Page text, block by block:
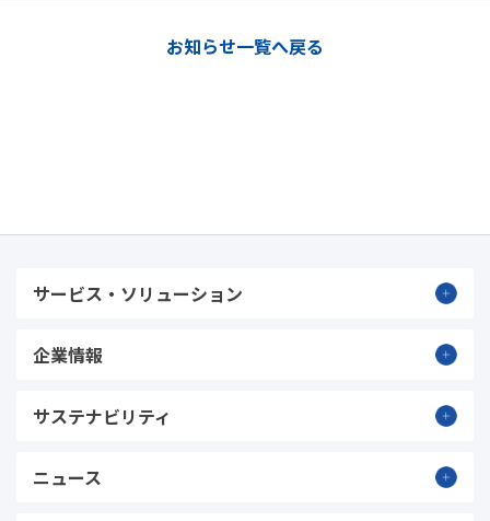
お知らせ一覧へ戻る
サービス・ソリューション
企業情報
サステナビリティ
ニュース